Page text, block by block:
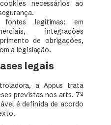
necessários ao
legítimas: em
integrações
de obrigações,
a legislação.
legais
a Appus trata
previstas nos arts. 7º
é definida de acordo